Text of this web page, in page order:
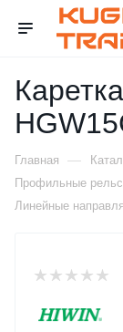
Главная —
Профильные
Линейные